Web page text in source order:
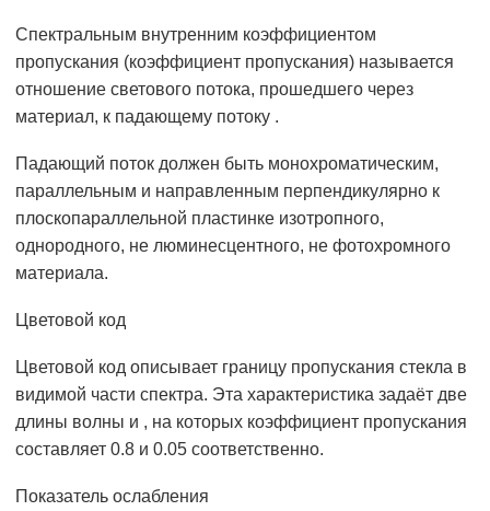
Спектральным внутренним коэффициентом
пропускания (коэффициент пропускания) называется
отношение светового потока, прошедшего через
материал, к падающему потоку .
Падающий поток должен быть монохроматическим,
параллельным и направленным перпендикулярно к
плоскопараллельной пластинке изотропного,
однородного, не люминесцентного, не фотохромного
материала.
Цветовой код
Цветовой код описывает границу пропускания стекла в
видимой части спектра. Эта характеристика задаёт две
длины волны и , на которых коэффициент пропускания
составляет 0.8 и 0.05 соответственно.
Показатель ослабления